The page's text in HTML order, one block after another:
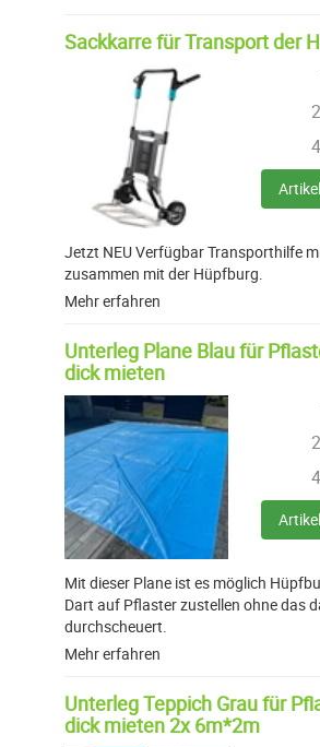
Sackkarre für Transport der
Jetzt NEU Verfügbar Transporthilfe
zusammen mit der Hüpfburg.
Mehr erfahren
Unterleg Plane Blau für
dick mieten
Mit dieser Plane ist es möglich
Dart auf Pflaster zustellen ohne das
durchscheuert.
Mehr erfahren
Unterleg Teppich Grau für
dick mieten 2x 6m*2m